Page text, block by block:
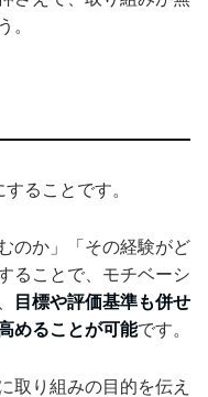
。
ることです。
のか」「その経験がど
ることで、モチベーシ
目標や評価基準も併せ
めることが可能です。
取り組みの目的を伝え